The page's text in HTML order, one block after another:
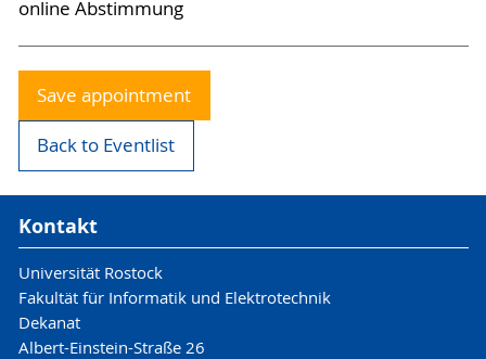
online Abstimmung
Save appointment
Back to Eventlist
Kontakt
Universität Rostock
Fakultät für Informatik und Elektrotechnik
Dekanat
Albert-Einstein-Straße 26